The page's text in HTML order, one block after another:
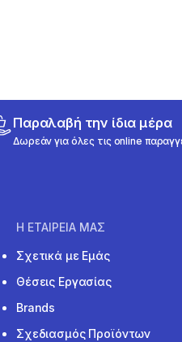
Παραλαβή την ίδια μέρα
Δωρεάν για όλες τις online
Η ΕΤΑΙΡΕΙΑ ΜΑΣ
Σχετικά με Εμάς
Θέσεις Εργασίας
Brands
Σχεδιασμός Προϊόντων